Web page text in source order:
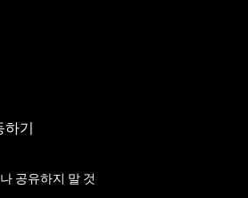
하기
공유하지 말 것